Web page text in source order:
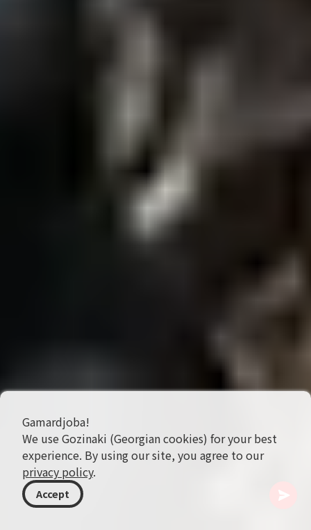
Gamardjoba!
We use Gozinaki (Georgian cookies) for your best
experience. By using our site, you agree to our
privacy policy.
Accept